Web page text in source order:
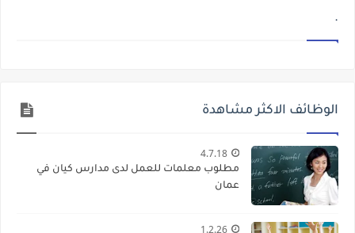
.
الوظائف الاكثر مشاهدة
4.7.18
مطلوب معلمات للعمل لدى مدارس كيان في
عمان
1.2.26